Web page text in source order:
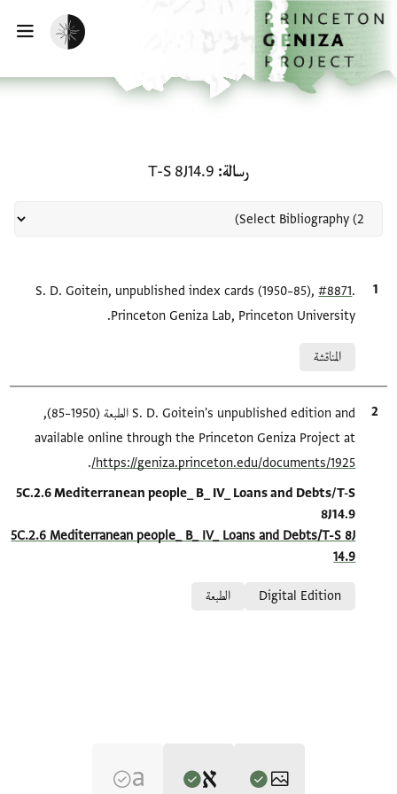
إلى المحتوى الرئيسي
الرئيسية
تفعيل الوضع المظلم
رسالة T-S 8J14.9
الاقتباس المرجعيS. D. Goitein, unpublished index cards (1950–85),#8871
Princeton Geniza Lab, Princeton University.
المناقشة
الاقتباس المرجعي
S. D. Goitein's unpublished edition and الطبعة (1950–85),
available online through the Princeton Geniza Project at
https://geniza.princeton.edu/documents/1925/
.
Location in source
5C.2.6 Mediterranean people_ B_ IV_ Loans and Debts/T-S
8J14.9
5C.2.6 Mediterranean people_ B_ IV_ Loans and Debts/T-S 8J
14.9
Digital Edition
الطبعة